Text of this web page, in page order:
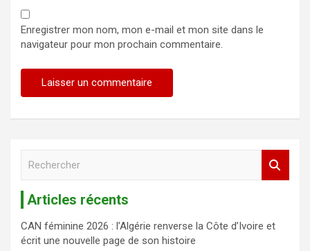
Enregistrer mon nom, mon e-mail et mon site dans le
navigateur pour mon prochain commentaire.
r
c
Articles récents
CAN féminine 2026 : l’Algérie renverse la Côte d’Ivoire et
écrit une nouvelle page de son histoire